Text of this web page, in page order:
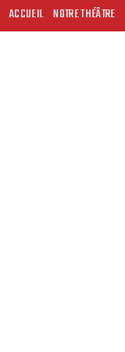
ACCUEIL NOTRE THÉÂTRE